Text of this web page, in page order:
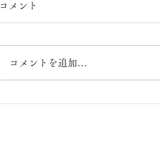
コメント
コメントを追加…